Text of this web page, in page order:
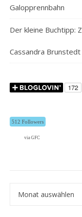
Galopprennbahn
Der kleine Buchtipp:
Cassandra Brunstedt
512 Followers
via GFC